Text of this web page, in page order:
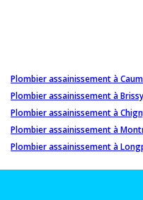
Plombier assainissement à
Plombier assainissement à
Plombier assainissement à
Plombier assainissement à
Plombier assainissement à